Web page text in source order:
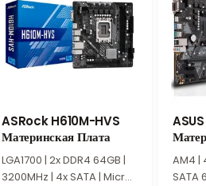
с процессорами AMD AM5,
профессиональных и
производительного ПК.
ASRock H610M-HVS
Материнская Плата
LGA1700​​​​​​​ | 2x DDR4 64GB |
3200MHz | 4x SATA | Micro
AM4 |
SATA